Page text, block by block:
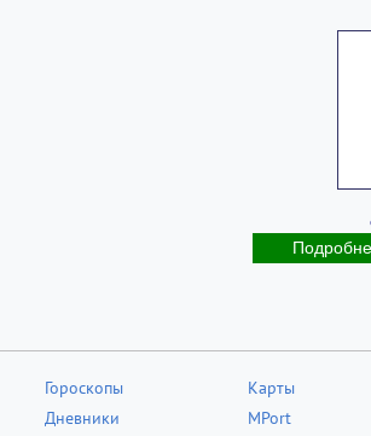
Гороскопы
Дневники
Карты
MPort